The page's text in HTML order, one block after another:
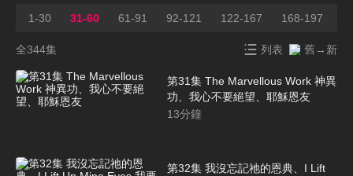
1-30 31-60 61-91 92-121 122-167 168-197
全344集 列表 舊→新
第31集 The Marvellous Work 神異
功、我心不要絕望、耶穌恩友
13分鐘
第32集 我沒忘記祂的恩典、I Lift